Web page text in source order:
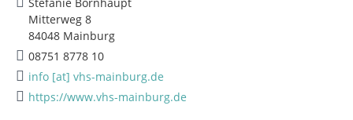
Mitterweg 8
84048 Mainburg
08751 8778 10
info [at] vhs-mainburg.de
https://www.vhs-mainburg.de